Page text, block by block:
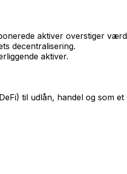
aktiver overstiger
decentralisering.
aktiver.
til udlån, handel og som